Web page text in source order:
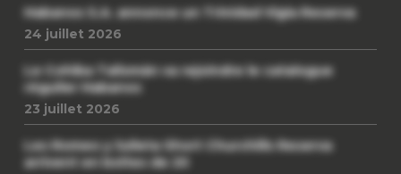
Habanos S.A. annonce un Trinidad Vigia Reserva
24 juillet 2026
Le Cohiba Talismán va rejoindre le catalogue
régulier Habanos
23 juillet 2026
Les Romeo y Julieta Short Churchills Reserva
arrivent en boîtes de 20